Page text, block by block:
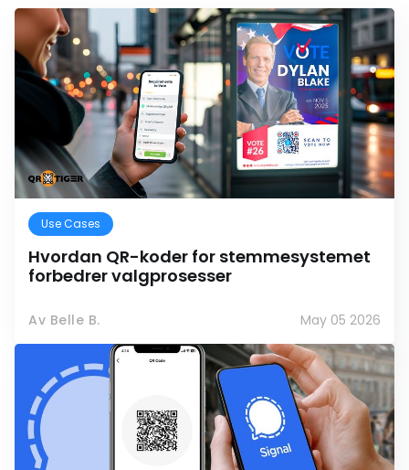
Use Cases
Hvordan QR-koder for stemmesystemet
forbedrer valgprosesser
Av Belle B. May 05 2026